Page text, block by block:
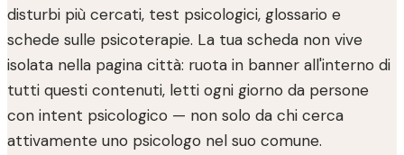
disturbi più cercati, test psicologici, glossario e
schede sulle psicoterapie. La tua scheda non vive
isolata nella pagina città: ruota in banner all'interno di
tutti questi contenuti, letti ogni giorno da persone
con intent psicologico — non solo da chi cerca
attivamente uno psicologo nel suo comune.